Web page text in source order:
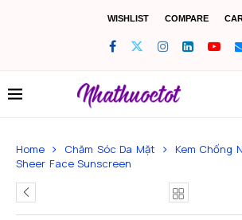
WISHLIST COMPARE
Home Chăm Sóc Da Mặt
Kem Chống
Sheer Face Sunscreen